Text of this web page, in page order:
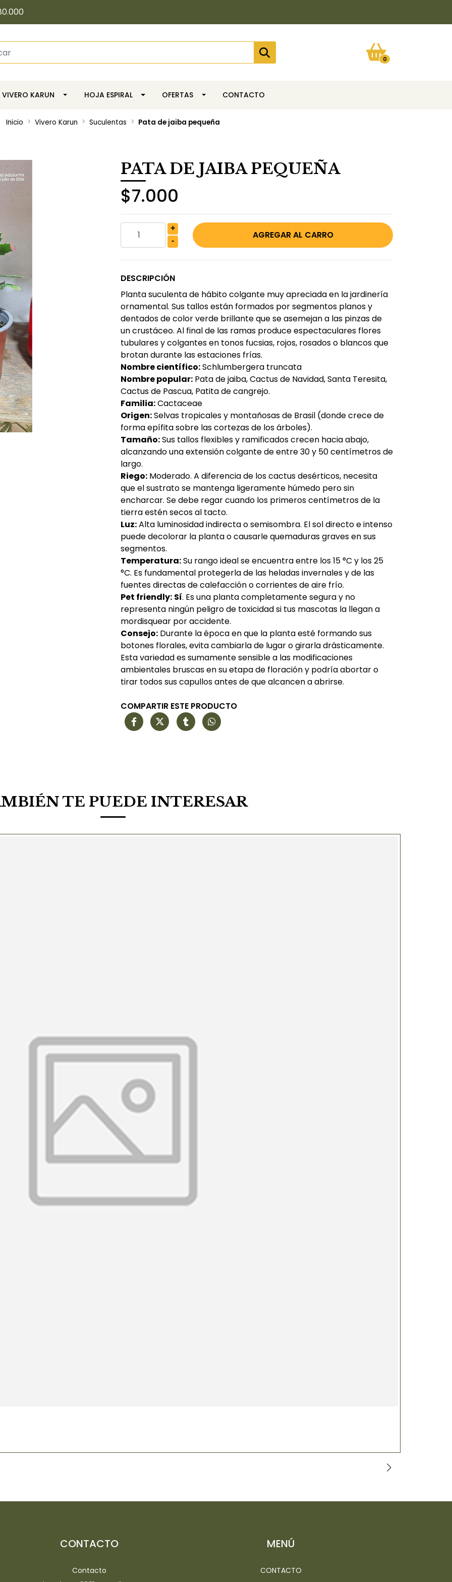
0
VIVERO KARUN HOJA ESPIRAL OFERTAS CONTACTO
Inicio Vivero Karun Suculentas Pata de jaiba pequeña
PATA DE JAIBA PEQUEÑA
$7.000
+
-
DESCRIPCIÓN
Planta suculenta de hábito colgante muy apreciada en la jardinería
ornamental. Sus tallos están formados por segmentos planos y
dentados de color verde brillante que se asemejan a las pinzas de
un crustáceo. Al final de las ramas produce espectaculares flores
tubulares y colgantes en tonos fucsias, rojos, rosados o blancos que
brotan durante las estaciones frías.
Nombre científico:Schlumbergera truncata
Nombre popular: Pata de jaiba, Cactus de Navidad, Santa Teresita,
Cactus de Pascua, Patita de cangrejo.
Familia:Cactaceae
Origen:Selvas tropicales y montañosas de Brasil (donde crece de
forma epífita sobre las cortezas de los árboles).
Tamaño:Sus tallos flexibles y ramificados crecen hacia abajo,
alcanzando una extensión colgante de entre 30 y 50 centímetros de
largo.
Riego: Moderado. A diferencia de los cactus desérticos, necesita
que el sustrato se mantenga ligeramente húmedo pero sin
encharcar. Se debe regar cuando los primeros centímetros de la
tierra estén secos al tacto.
Luz:Alta luminosidad indirecta o semisombra. El sol directo e intenso
puede decolorar la planta o causarle quemaduras graves en sus
segmentos.
Temperatura:Su rango ideal se encuentra entre los 15 °C y los 25
°C. Es fundamental protegerla de las heladas invernales y de las
fuentes directas de calefacción o corrientes de aire frío.
Pet friendly: Sí. Es una planta completamente segura y no
representa ningún peligro de toxicidad si tus mascotas la llegan a
mordisquear por accidente.
Consejo: Durante la época en que la planta esté formando sus
botones florales, evita cambiarla de lugar o girarla drásticamente.
Esta variedad es sumamente sensible a las modificaciones
ambientales bruscas en su etapa de floración y podría abortar o
tirar todos sus capullos antes de que alcancen a abrirse.
COMPARTIR ESTE PRODUCTO
TE PUEDE INTERESAR
CONTACTO
Contacto
MENÚ
CONTACTO